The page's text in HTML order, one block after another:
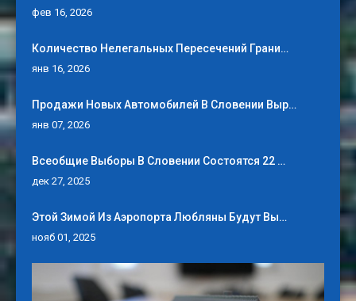
фев 16, 2026
Количество Нелегальных Пересечений Грани…
янв 16, 2026
Продажи Новых Автомобилей В Словении Выр…
янв 07, 2026
Всеобщие Выборы В Словении Состоятся 22 …
дек 27, 2025
Этой Зимой Из Аэропорта Любляны Будут Вы…
нояб 01, 2025